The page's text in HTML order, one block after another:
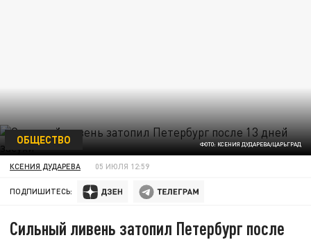
ФОТО: КСЕНИЯ ДУДАРЕВА/ЦАРЬГРАД
ОБЩЕСТВО
КСЕНИЯ ДУДАРЕВА 05 ИЮЛЯ 12:59
ПОДПИШИТЕСЬ:
Сильный ливень затопил Петербург после